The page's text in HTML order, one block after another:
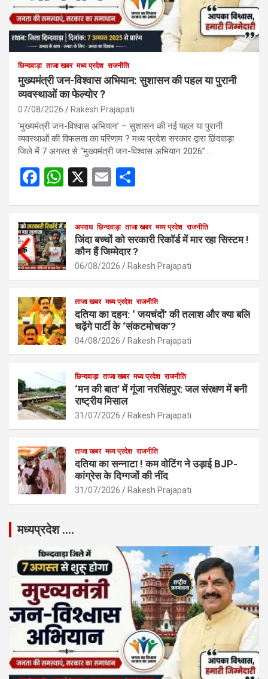
छिन्दवाड़ा ताजा खबर मध्य प्रदेश राजनीति
मुख्यमंत्री जन-विश्वास अभियान: सुशासन की पहल या पुरानी
व्यवस्थाओं का फेल्योर ?
07/08/2026 Rakesh Prajapati
‘मुख्यमंत्री जन-विश्वास अभियान’ – सुशासन की नई पहल या पुरानी
व्यवस्थाओं की विफलता का परिणाम ? मध्य प्रदेश सरकार द्वारा छिंदवाड़ा
जिले में 7 अगस्त से “मुख्यमंत्री जन-विश्वास अभियान 2026”…
F
b
o
o
k
W
s
A
p
p
X
E
e
अपराध छिन्दवाड़ा ताजा खबर मध्य प्रदेश राजनीति
जिंदा बच्चों को सरकारी रिकॉर्ड में मार रहा सिस्टम !
कौन हैं जिम्मेदार ?
06/08/2026 Rakesh Prajapati
ताजा खबर मध्य प्रदेश राजनीति
दतिया का दहन: ‘ जयचंदों’ की तलाश और क्या बलि
चढ़ेंगे पार्टी के ‘संकटमोचक’?
04/08/2026 Rakesh Prajapati
छिन्दवाड़ा ताजा खबर मध्य प्रदेश राजनीति
‘मन की बात’ में गूंजा नरसिंहपुर: जल संरक्षण में बनी
राष्ट्रीय मिसाल
31/07/2026 Rakesh Prajapati
ताजा खबर मध्य प्रदेश राजनीति
दतिया का सन्नाटा ! कम वोटिंग ने उड़ाई BJP-
कांग्रेस के दिग्गजों की नींद
31/07/2026 Rakesh Prajapati
मध्यप्रदेश ….